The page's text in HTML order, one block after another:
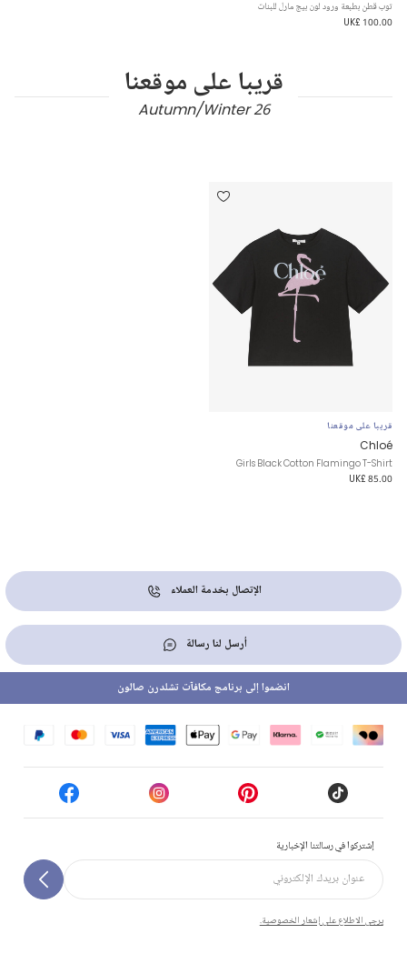
توب قطن بطبعة ورود لون بيج مارل للبنات
UK£ 100.00
قريبا على موقعنا
Autumn/Winter 26
قريبا على موقعنا
Chloé
Girls Black Cotton Flamingo T-Shirt
UK£ 85.00
الإتصال بخدمة العملاء
أرسل لنا رسالة
إشتركوا في رسالتنا الإخبارية
يرجى الاطلاع على إشعار الخصوصية.
انضموا إلى برنامج مكافآت تشلدرن صالون